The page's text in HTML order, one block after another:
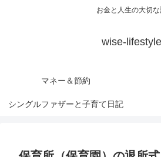
お金と人生の大切
wise-lifestyle
マネー＆節約
シングルファザーと子育て日記